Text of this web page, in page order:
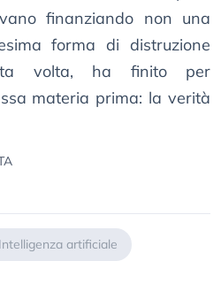
finanziando non una
forma di distruzione
volta, ha finito per
materia prima: la verità
Intelligenza artificiale